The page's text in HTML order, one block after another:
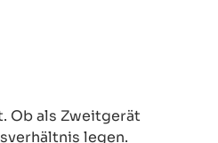
Ob als Zweitgerät
legen.